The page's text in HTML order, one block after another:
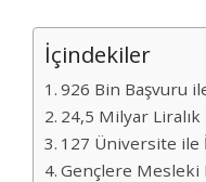
İçindekiler
926 Bin Başvuru
24,5 Milyar
127 Üniversite ile
Gençlere Mesleki